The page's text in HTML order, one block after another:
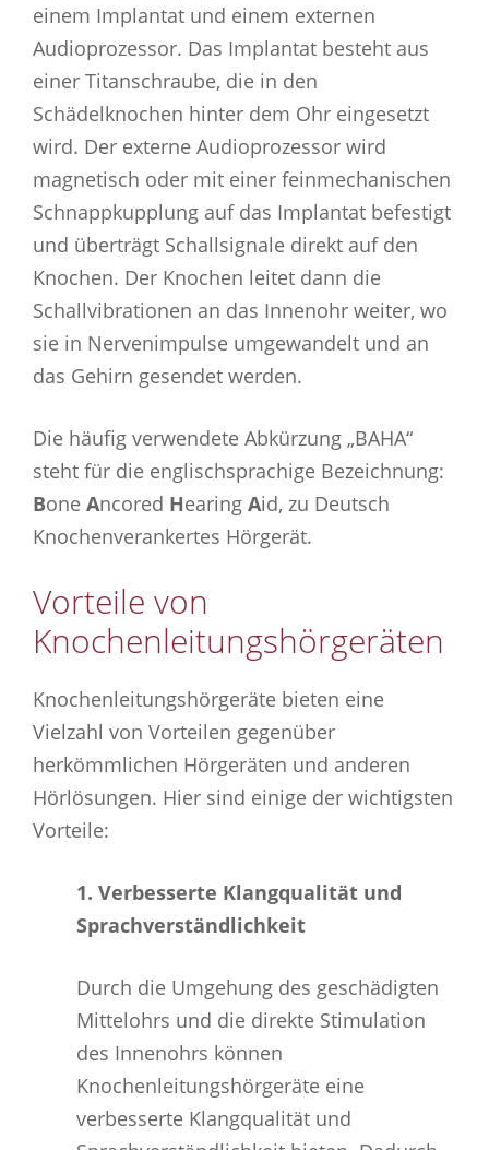
einem Implantat und einem externen
Audioprozessor. Das Implantat besteht aus
einer Titanschraube, die in den
Schädelknochen hinter dem Ohr eingesetzt
wird. Der externe Audioprozessor wird
magnetisch oder mit einer feinmechanischen
Schnappkupplung auf das Implantat befestigt
und überträgt Schallsignale direkt auf den
Knochen. Der Knochen leitet dann die
Schallvibrationen an das Innenohr weiter, wo
sie in Nervenimpulse umgewandelt und an
das Gehirn gesendet werden.
Die häufig verwendete Abkürzung „BAHA“
steht für die englischsprachige Bezeichnung:
Bone Ancored Hearing Aid, zu Deutsch
Knochenverankertes Hörgerät.
Vorteile von
Knochenleitungshörgeräten
Knochenleitungshörgeräte bieten eine
Vielzahl von Vorteilen gegenüber
herkömmlichen Hörgeräten und anderen
Hörlösungen. Hier sind einige der wichtigsten
Vorteile:
1. Verbesserte Klangqualität und
Sprachverständlichkeit
Durch die Umgehung des geschädigten
Mittelohrs und die direkte Stimulation
des Innenohrs können
Knochenleitungshörgeräte eine
verbesserte Klangqualität und